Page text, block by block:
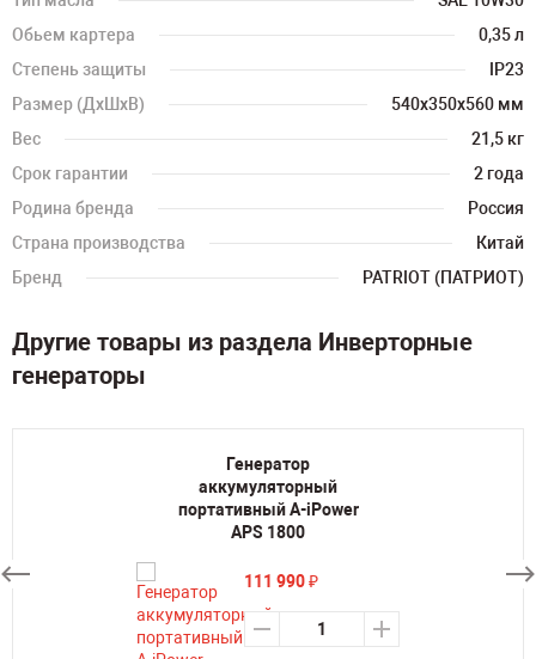
Обьем картера
0,35 л
Степень защиты
IP23
Размер (ДхШхВ)
540х350х560 мм
Вес
21,5 кг
Срок гарантии
2 года
Родина бренда
Россия
Страна производства
Китай
Бренд
PATRIOT (ПАТРИОТ)
Другие товары из раздела Инверторные
генераторы
Генератор
аккумуляторный
портативный A-iPower
APS 1800
111 990₽